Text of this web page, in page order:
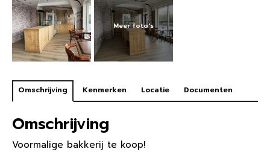
Omschrijving Kenmerken Locatie Documenten
Omschrijving
Voormalige bakkerij te koop!